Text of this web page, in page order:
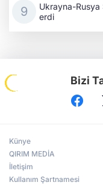
Ukrayna-Rusya
erdi
Bizi
Künye
QIRIM MEDİA
İletişim
Kullanım Şartnamesi